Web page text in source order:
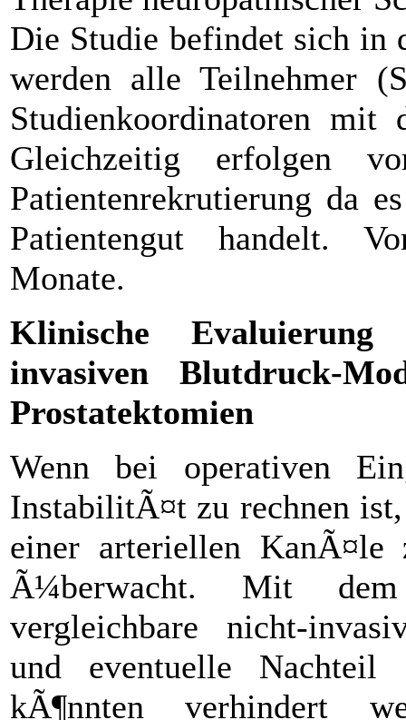
Die Studie befindet sich in
werden alle Teilnehmer
Studienkoordinatoren mit
Gleichzeitig erfolgen
Patientenrekrutierung da
Patientengut handelt.
Monate.
Klinische
invasiven Blutdruck-
Prostatektomien
Wenn bei operativen
InstabilitÃ¤t zu rechnen
einer arteriellen KanÃ¤le
Ã¼berwacht. Mit
vergleichbare nicht-
und eventuelle Nachteil
kÃ¶nnten verhindert